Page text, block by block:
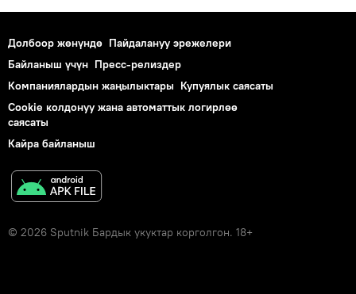
Долбоор жөнүндө Пайдалануу эрежелери
Байланыш үчүн Пресс-релиздер
Компаниялардын жаңылыктары Купуялык саясаты
Cookie колдонуу жана автоматтык логирлөө
саясаты
Кайра байланыш
© 2026 Sputnik Бардык укуктар корголгон. 18+